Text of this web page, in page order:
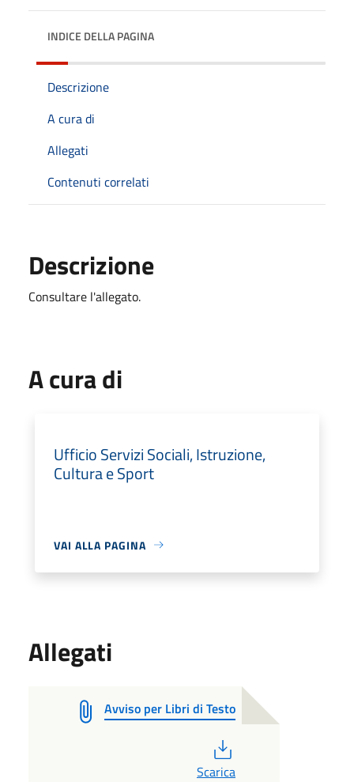
INDICE DELLA PAGINA
Descrizione
A cura di
Allegati
Contenuti correlati
Descrizione
Consultare l'allegato.
A cura di
Ufficio Servizi Sociali, Istruzione,
Cultura e Sport
VAI ALLA PAGINA
Allegati
Avviso per Libri di Testo
Scarica